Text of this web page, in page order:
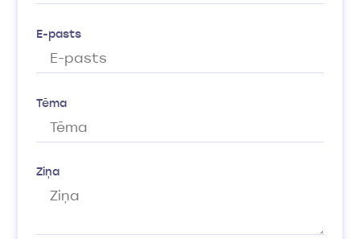
E-pasts
Tēma
Ziņa